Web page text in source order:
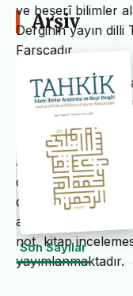
ve beşerî bilimler
Derginin yayın
Farsçadır.
TAHKİK’in temel
ilimler başta
İslam Bilimleri,
ve
alanındaki bilimsel
dâhildir.
değerlendirme
alfabesine nakil
not, kitap
yayımlanmaktadır.
Arşiv
Son Sayılar